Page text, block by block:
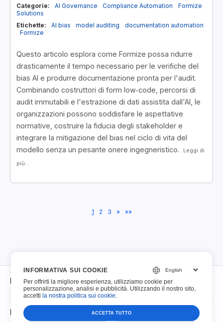
Categorie:
AI Governance Compliance Automation
Formize
Solutions
Etichette:
AI bias model auditing
documentation automation
Formize
Questo articolo esplora come Formize possa ridurre
drasticamente il tempo necessario per le verifiche del
bias AI e produrre documentazione pronta per l'audit.
Combinando costruttori di form low‑code, percorsi di
audit immutabili e l'estrazione di dati assistita dall'AI, le
organizzazioni possono soddisfare le aspettative
normative, costruire la fiducia degli stakeholder e
integrare la mitigazione del bias nel ciclo di vita del
modello senza un pesante onere ingegneristico.
Leggi di
più...
1 2 3 » »»
Informazioni
Informazioni
PDF compilabili
INFORMATIVA SUI COOKIE
Per offrirti la migliore esperienza, utilizziamo cookie per
personalizzazione, analisi e pubblicità. Utilizzando il nostro sito,
accetti la nostra politica sui cookie.
ACCETTA TUTTO